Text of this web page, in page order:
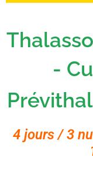
-
4 jours / 3